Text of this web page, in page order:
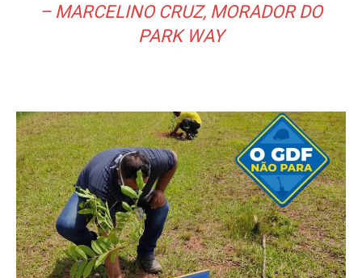
– MARCELINO CRUZ, MORADOR DO
PARK WAY